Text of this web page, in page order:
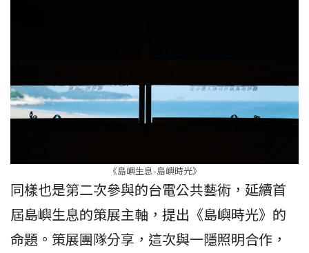
《島嶼生息-島嶼時光》
同樣也是第二次參與的台電公共藝術，延續首
屆島嶼生息的策展主軸，提出《島嶼時光》的
命題。策展團隊分享，這次與一隱照明合作，